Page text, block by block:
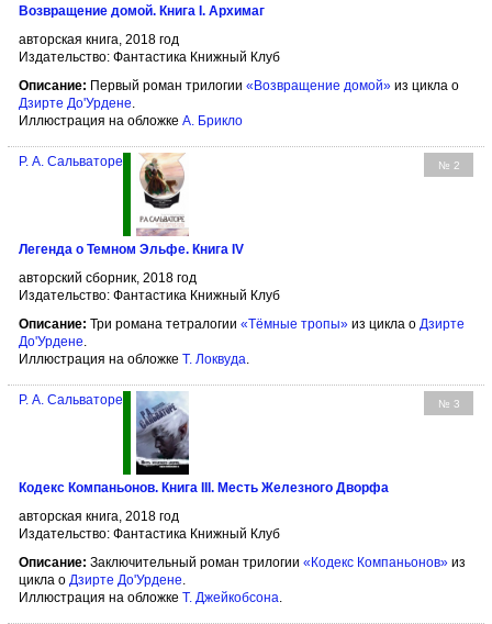
Возвращение домой. Книга I. Архимаг
авторская книга, 2018 год
Издательство: Фантастика Книжный Клуб
Описание: Первый роман трилогии «Возвращение домой» из цикла о
Дзирте До'Урдене.
Иллюстрация на обложке А. Брикло
№ 2
Р. А. Сальваторе
Легенда о Темном Эльфе. Книга IV
авторский сборник, 2018 год
Издательство: Фантастика Книжный Клуб
Описание: Три романа тетралогии «Тёмные тропы» из цикла о Дзирте
До'Урдене.
Иллюстрация на обложке Т. Локвуда.
№ 3
Р. А. Сальваторе
Кодекс Компаньонов. Книга III. Месть Железного Дворфа
авторская книга, 2018 год
Издательство: Фантастика Книжный Клуб
Описание: Заключительный роман трилогии «Кодекс Компаньонов» из
цикла о Дзирте До'Урдене.
Иллюстрация на обложке Т. Джейкобсона.